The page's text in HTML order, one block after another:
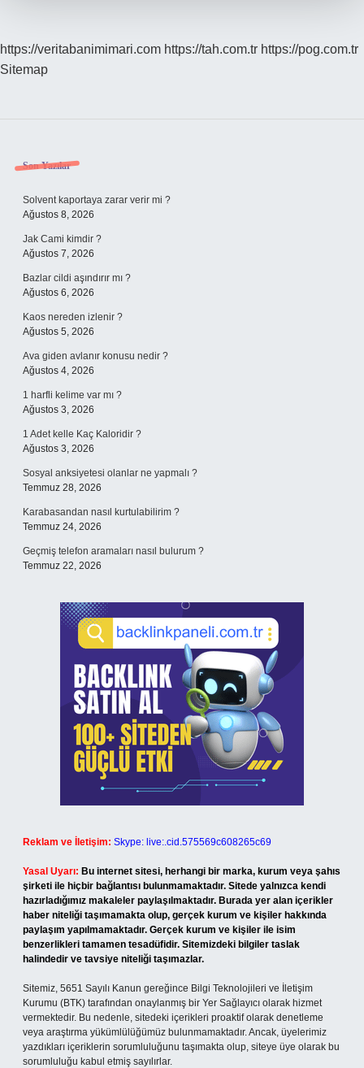
https://veritabanimimari.com https://tah.com.tr https://pog.com.tr
Sitemap
Sidebar
Son Yazılar
Solvent kaportaya zarar verir mi ?
Ağustos 8, 2026
Jak Cami kimdir ?
Ağustos 7, 2026
Bazlar cildi aşındırır mı ?
Ağustos 6, 2026
Kaos nereden izlenir ?
Ağustos 5, 2026
Ava giden avlanır konusu nedir ?
Ağustos 4, 2026
1 harfli kelime var mı ?
Ağustos 3, 2026
1 Adet kelle Kaç Kaloridir ?
Ağustos 3, 2026
Sosyal anksiyetesi olanlar ne yapmalı ?
Temmuz 28, 2026
Karabasandan nasıl kurtulabilirim ?
Temmuz 24, 2026
Geçmiş telefon aramaları nasıl bulurum ?
Temmuz 22, 2026
Reklam ve İletişim: Skype: live:.cid.575569c608265c69
Yasal Uyarı: Bu internet sitesi, herhangi bir marka, kurum veya şahıs
şirketi ile hiçbir bağlantısı bulunmamaktadır. Sitede yalnızca kendi
hazırladığımız makaleler paylaşılmaktadır. Burada yer alan içerikler
haber niteliği taşımamakta olup, gerçek kurum ve kişiler hakkında
paylaşım yapılmamaktadır. Gerçek kurum ve kişiler ile isim
benzerlikleri tamamen tesadüfidir. Sitemizdeki bilgiler taslak
halindedir ve tavsiye niteliği taşımazlar.
Sitemiz, 5651 Sayılı Kanun gereğince Bilgi Teknolojileri ve İletişim
Kurumu (BTK) tarafından onaylanmış bir Yer Sağlayıcı olarak hizmet
vermektedir. Bu nedenle, sitedeki içerikleri proaktif olarak denetleme
veya araştırma yükümlülüğümüz bulunmamaktadır. Ancak, üyelerimiz
yazdıkları içeriklerin sorumluluğunu taşımakta olup, siteye üye olarak bu
sorumluluğu kabul etmiş sayılırlar.